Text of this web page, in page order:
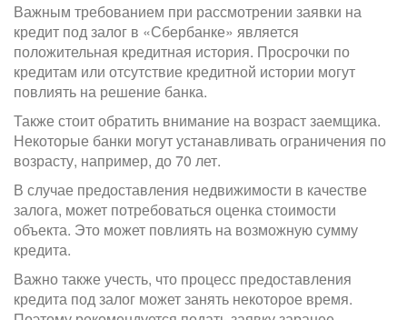
Важным требованием при рассмотрении заявки на
кредит под залог в «Сбербанке» является
положительная кредитная история. Просрочки по
кредитам или отсутствие кредитной истории могут
повлиять на решение банка.
Также стоит обратить внимание на возраст заемщика.
Некоторые банки могут устанавливать ограничения по
возрасту, например, до 70 лет.
В случае предоставления недвижимости в качестве
залога, может потребоваться оценка стоимости
объекта. Это может повлиять на возможную сумму
кредита.
Важно также учесть, что процесс предоставления
кредита под залог может занять некоторое время.